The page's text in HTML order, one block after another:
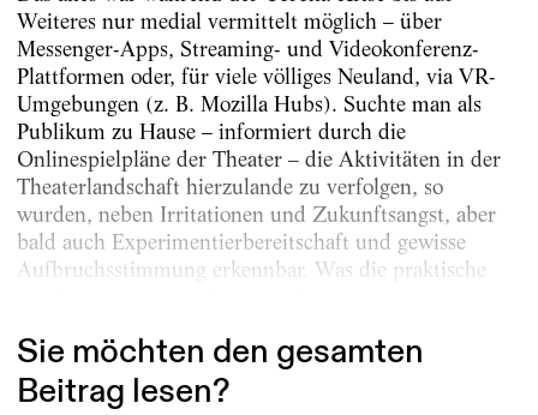
Weiteres nur medial vermittelt möglich – über
Messenger-Apps, Streaming- und Videokonferenz-
Plattformen oder, für viele völliges Neuland, via VR-
Umgebungen (z. B. Mozilla Hubs). Suchte man als
Publikum zu Hause – informiert durch die
Onlinespielpläne der Theater – die Aktivitäten in der
Theaterlandschaft hierzulande zu verfolgen, so
wurden, neben Irritationen und Zukunftsangst, aber
bald auch Experimentierbereitschaft und gewisse
Aufbruchsstimmung erkennbar. Was die praktische
Sie möchten den gesamten
Beitrag lesen?